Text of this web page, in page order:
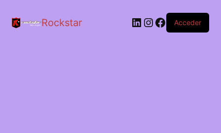
Rockstar LinkedIn
Instagram
Facebook
Acceder